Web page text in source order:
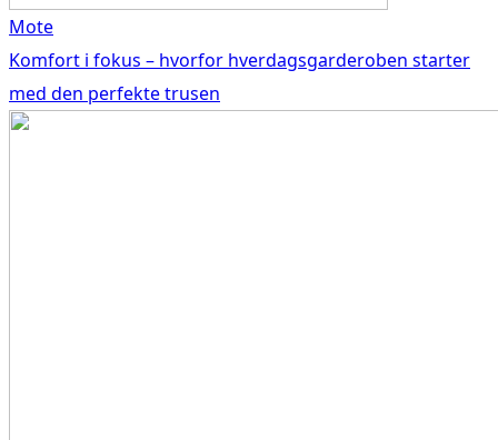
Mote
Komfort i fokus – hvorfor hverdagsgarderoben starter
med den perfekte trusen